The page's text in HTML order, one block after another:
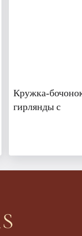
Кружка-
гирлянды с